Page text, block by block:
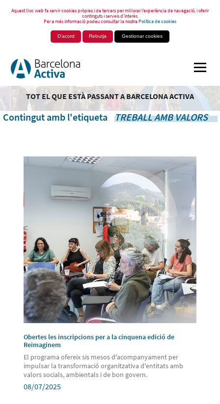
Aquest lloc web fa servir cookies pròpies i de tercers per millorar l’experiència de navegació, i oferir
continguts i serveis d’interès.
Per a més informació podeu consultar la nostraPolítica de cookies
D'acord Rebutja Gestionar cookies
TOT EL QUE ESTÀ PASSANT A BARCELONA ACTIVA
Contingut amb l'etiqueta TREBALL AMB VALORS .
Obertes les inscripcions per a la cinquena edició de
Reimaginem
El programa ofereix sis mesos d'acompanyament per
impulsar la transformació organitzativa d'entitats amb
valors socials, ambientals i de bon govern.
08/07/2025